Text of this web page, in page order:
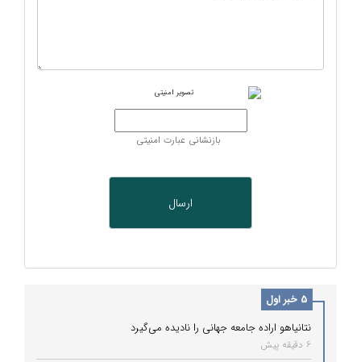
بازنشانی عبارت امنیتی
5 خبر اول
نتانیاهو اراده جامعه جهانی را نادیده می‌گیرد
6 دقیقه پیش